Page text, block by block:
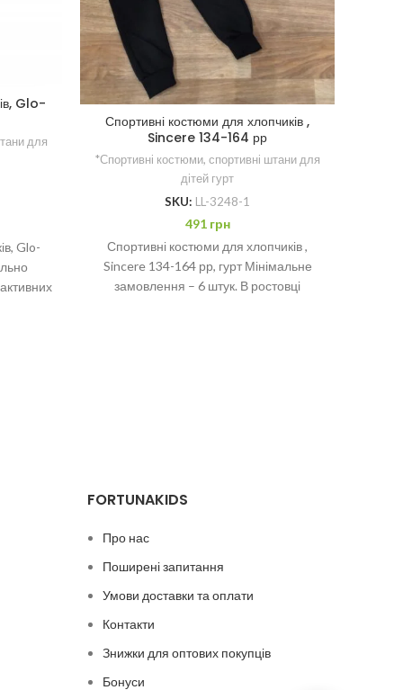
Glo-
для
Glo-
Спортивні костюми для хлопчиків ,
Sincere 134-164 рр
*Спортивні костюми, спортивні штани для
дітей гурт
SKU: LL-3248-1
491 грн
Спортивні костюми для хлопчиків ,
Sincere 134-164 рр, гурт Мінімальне
замовлення – 6 штук. В ростовці
FORTUNAKIDS
Про нас
Поширені запитання
Умови доставки та оплати
Контакти
Знижки для оптових покупців
Бонуси